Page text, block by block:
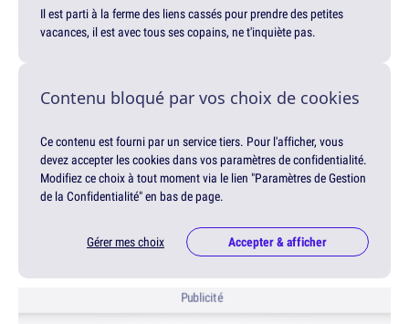
Il est parti à la ferme des liens cassés pour prendre des petites
vacances, il est avec tous ses copains, ne t'inquiète pas.
Contenu bloqué par vos choix de cookies
Ce contenu est fourni par un service tiers. Pour l'afficher, vous
devez accepter les cookies dans vos paramètres de confidentialité.
Modifiez ce choix à tout moment via le lien "Paramètres de Gestion
de la Confidentialité" en bas de page.
Gérer mes choix Accepter & afficher
Publicité